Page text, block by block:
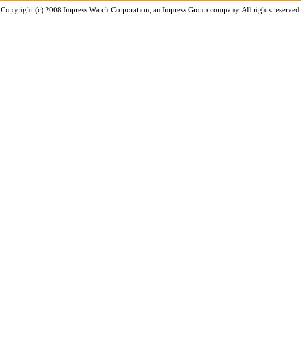
Copyright (c) 2008 Impress Watch Corporation, an Impress Group company. All rights reserved.